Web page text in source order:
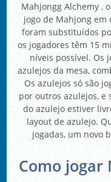
Mahjongg Alchemy ,
jogo de Mahjong em
foram substituídos
os jogadores têm 15
níveis possível. Os
azulejos da mesa,
Os azulejos só são
por outros azulejos, e
do azulejo estiver
layout de azulejo.
jogadas, um novo
Como jogar